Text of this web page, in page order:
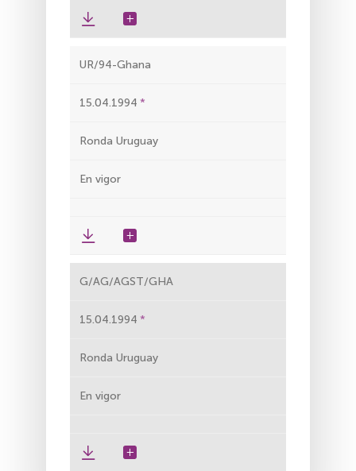
UR/94-Ghana
15.04.1994
Ronda Uruguay
En vigor
G/AG/AGST/GHA
15.04.1994
Ronda Uruguay
En vigor